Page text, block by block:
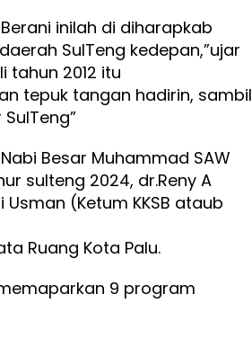
inilah di diharapkab
SulTeng kedepan,”ujar
tahun 2012 itu
tepuk tangan hadirin, sambil
Besar Muhammad SAW
sulteng 2024, dr.Reny A
Usman (Ketum KKSB ataub
Ruang Kota Palu.
9 program